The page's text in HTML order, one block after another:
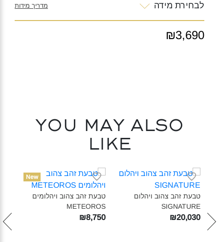
לבחירת מידה מדריך מידות
₪3,690
You may also
like
טבעת זהב צהוב ויהלום
SIGNATURE‎
₪20,030
New
טבעת זהב צהוב ויהלומים
METEOROS‎
₪8,750